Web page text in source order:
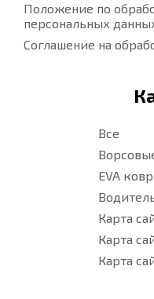
Положение по
персональных
Соглашение на
Все
EVA
Карта
Карта
Карта